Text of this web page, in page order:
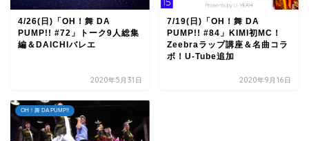
4/26(日)「OH！舞 DA
PUMP!! #72」トーク9人総集
編＆DAICHIバレエ
2020年5月31日
7/19(日)「OH！舞 DA
PUMP!! #84」KIMI初MC！
Zeebraラップ講座＆名曲コラ
ボ！U-Tube追加
2020年9月16日
OH！舞 DA PUMP!!